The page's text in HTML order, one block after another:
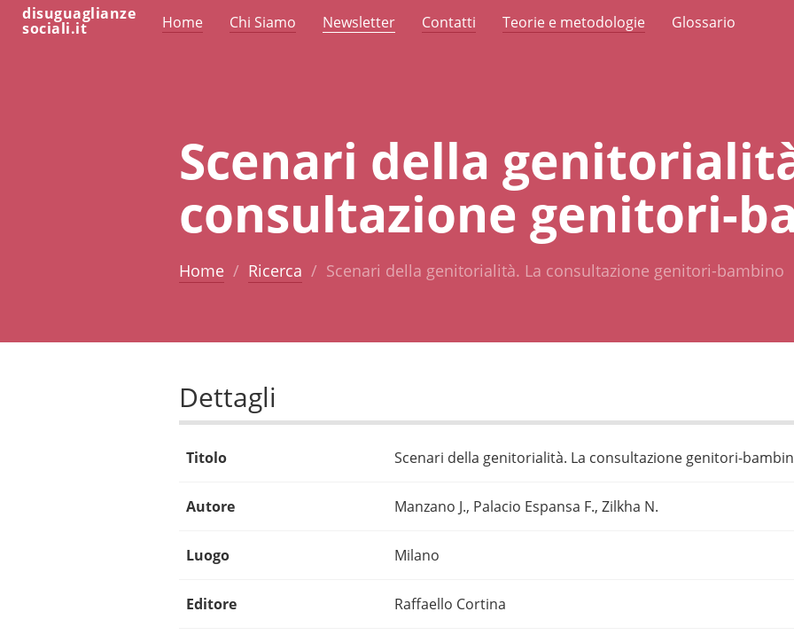
disuguaglianze
sociali.it Home Chi Siamo Newsletter Contatti Teorie e metodologie Glossario
Scenari della
consultazione genitori-
Home Ricerca Scenari della genitorialità. La consultazione genitori-bambino
Dettagli
Titolo Scenari della genitorialità. La consultazione genitori-
Autore Manzano J., Palacio Espansa F., Zilkha N.
Luogo Milano
Editore Raffaello Cortina